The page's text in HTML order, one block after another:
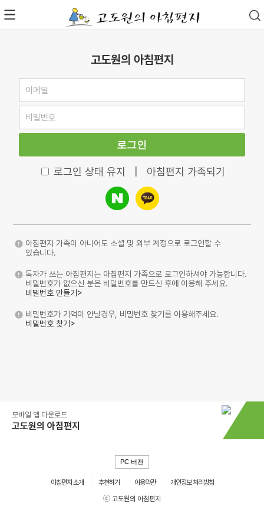
고도원의 아침편지
로그인
로그인 상태 유지 아침편지 가족되기
아침편지 가족이 아니어도 소셜 및 외부 계정으로 로그인할 수
있습니다.
독자가 쓰는 아침편지는 아침편지 가족으로 로그인하셔야 가능합니다.
비밀번호가 없으신 분은 비밀번호를 만드신 후에 이용해 주세요.
비밀번호 만들기>
비밀번호가 기억이 안날경우, 비밀번호 찾기를 이용해주세요.
비밀번호 찾기>
모바일 앱 다운로드
고도원의 아침편지
PC 버전
아침편지 소개 추천하기 이용약관
개인정보 처리방침
ⓒ 고도원의 아침편지